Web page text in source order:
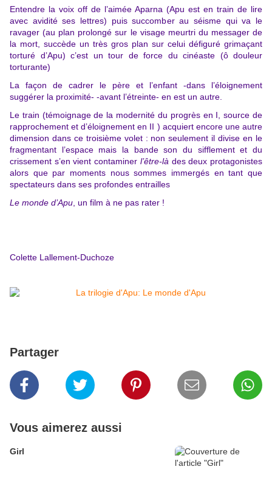
Entendre la voix off de l’aimée Aparna (Apu est en train de lire
avec avidité ses lettres) puis succomber au séisme qui va le
ravager (au plan prolongé sur le visage meurtri du messager de
la mort, succède un très gros plan sur celui défiguré grimaçant
torturé d’Apu) c’est un tour de force du cinéaste (ô douleur
torturante)
La façon de cadrer le père et l’enfant -dans l’éloignement
suggérer la proximité- -avant l’étreinte- en est un autre.
Le train (témoignage de la modernité du progrès en I, source de
rapprochement et d’éloignement en II ) acquiert encore une autre
dimension dans ce troisième volet : non seulement il divise en le
fragmentant l’espace mais la bande son du sifflement et du
crissement s’en vient contaminer l’être-là des deux protagonistes
alors que par moments nous sommes immergés en tant que
spectateurs dans ses profondes entrailles
Le monde d’Apu , un film à ne pas rater !
Colette Lallement-Duchoze
Partager
Vous aimerez aussi
Girl